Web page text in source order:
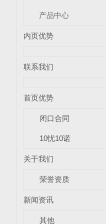
产品中心
内页优势
联系我们
首页优势
闭口合同
10忧10诺
关于我们
荣誉资质
新闻资讯
其他